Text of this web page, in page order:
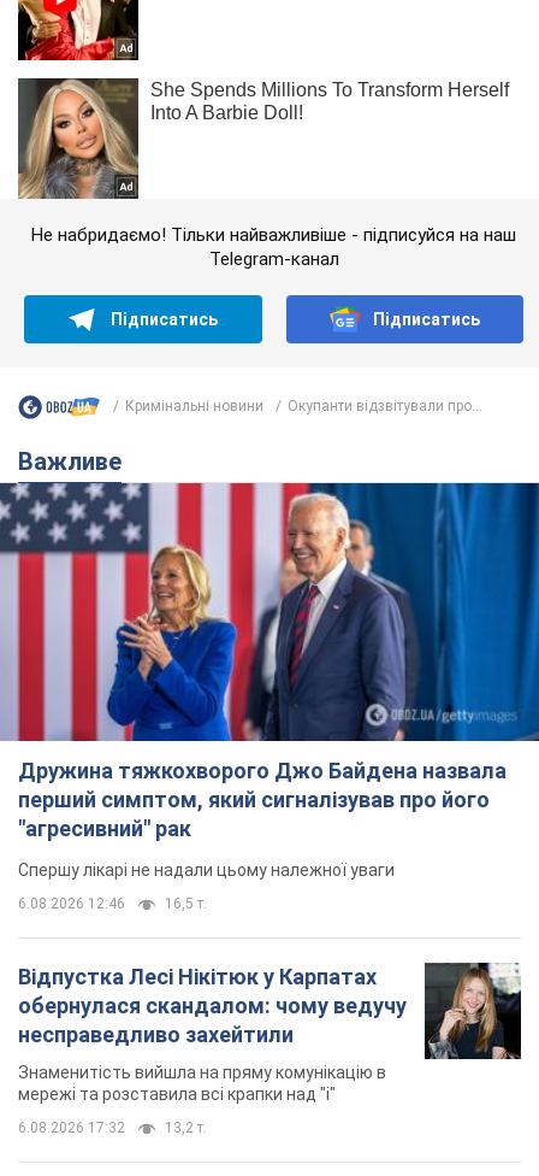
Не набридаємо! Тільки найважливіше - підписуйся на наш
Telegram-канал
Підписатись Підписатись
Кримінальні новини Окупанти відзвітували про...
Важливе
Дружина тяжкохворого Джо Байдена назвала
перший симптом, який сигналізував про його
"агресивний" рак
Спершу лікарі не надали цьому належної уваги
6.08.2026 12:46 16,5 т.
Відпустка Лесі Нікітюк у Карпатах
обернулася скандалом: чому ведучу
несправедливо захейтили
Знаменитість вийшла на пряму комунікацію в
мережі та розставила всі крапки над "і"
6.08.2026 17:32 13,2 т.